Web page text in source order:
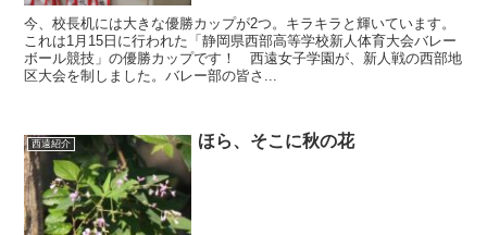
今、校長机には大きな優勝カップが2つ。キラキラと輝いています。
これは1月15日に行われた「静岡県西部高等学校新人体育大会バレー
ボール競技」の優勝カップです！ 西遠女子学園が、新人戦の西部地
区大会を制しました。バレー部の皆さ...
西遠紹介 ほら、そこに秋の花